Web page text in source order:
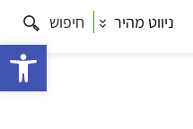
ניווט מהיר חיפוש